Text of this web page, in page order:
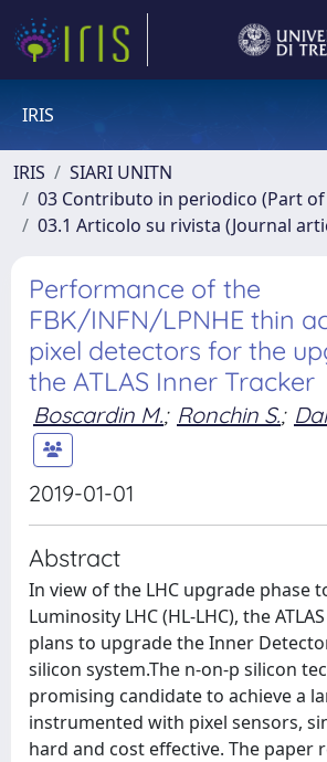
IRIS
IRIS
SIARI UNITN
03 Contributo in periodico (Part
03.1 Articolo su rivista (Journal
Performance of the
FBK/INFN/LPNHE thin
pixel detectors for the
the ATLAS Inner Tracker
Boscardin M.; Ronchin S.;
2019-01-01
Abstract
In view of the LHC upgrade phase
Luminosity LHC (HL-LHC), the
plans to upgrade the Inner
silicon system.The n-on-p silicon
promising candidate to achieve a
instrumented with pixel sensors,
hard and cost effective. The paper